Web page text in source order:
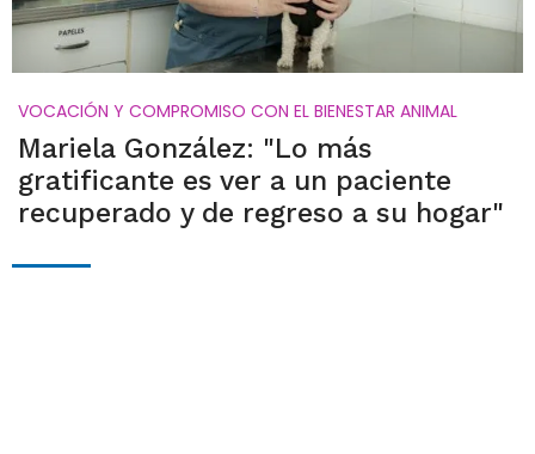
VOCACIÓN Y COMPROMISO CON EL BIENESTAR ANIMAL
Mariela González: "Lo más
gratificante es ver a un paciente
recuperado y de regreso a su hogar"